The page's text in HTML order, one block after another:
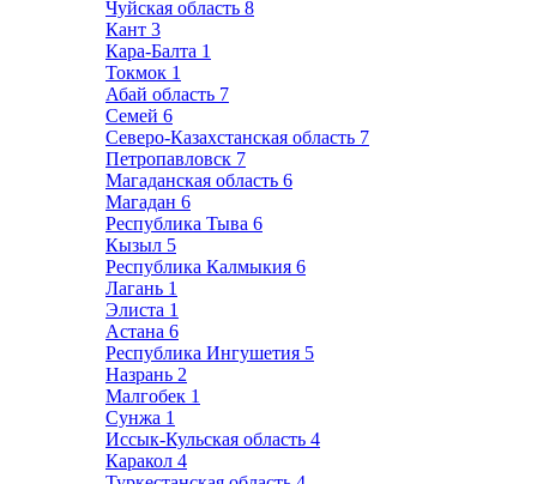
Чуйская область 8
Кант 3
Кара-Балта 1
Токмок 1
Абай область 7
Семей 6
Северо-Казахстанская область 7
Петропавловск 7
Магаданская область 6
Магадан 6
Республика Тыва 6
Кызыл 5
Республика Калмыкия 6
Лагань 1
Элиста 1
Астана 6
Республика Ингушетия 5
Назрань 2
Малгобек 1
Сунжа 1
Иссык-Кульская область 4
Каракол 4